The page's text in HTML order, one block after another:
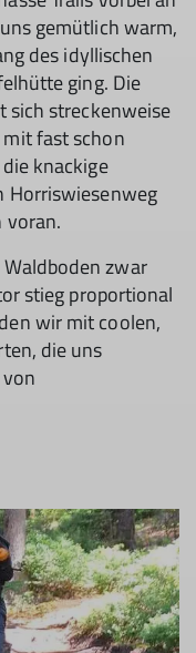
gemütlich warm,
des idyllischen
ging. Die
sich streckenweise
fast schon
knackige
Horriswiesenweg
voran.
zwar
stieg proportional
wir mit coolen,
die uns